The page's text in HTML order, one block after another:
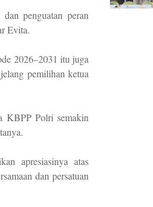
penguatan peran
Evita.
2026–2031 itu juga
pemilihan ketua
KBPP Polri semakin
apresiasinya atas
dan persatuan